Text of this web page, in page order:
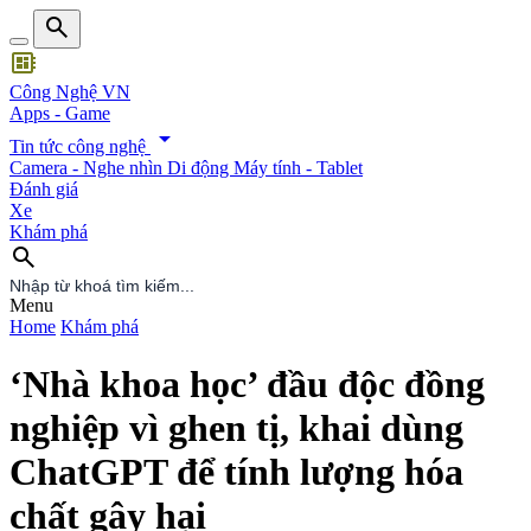
search
developer_board
Công Nghệ VN
Apps - Game
Tin tức công nghệ
arrow_drop_down
Camera - Nghe nhìn Di động Máy tính - Tablet
Đánh giá
Xe
Khám phá
search
search
Menu
Home Khám phá
‘Nhà khoa học’ đầu độc đồng
nghiệp vì ghen tị, khai dùng
ChatGPT để tính lượng hóa
chất gây hại